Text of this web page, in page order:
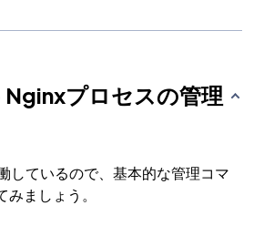
Nginxプロセスの管理
しているので、基本的な管理コマ
ましょう。